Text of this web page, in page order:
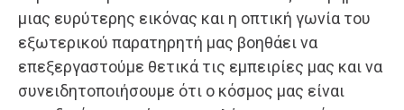
μιας ευρύτερης εικόνας και η οπτική γωνία του
εξωτερικού παρατηρητή μας βοηθάει να
επεξεργαστούμε θετικά τις εμπειρίες μας και να
συνειδητοποιήσουμε ότι ο κόσμος μας είναι